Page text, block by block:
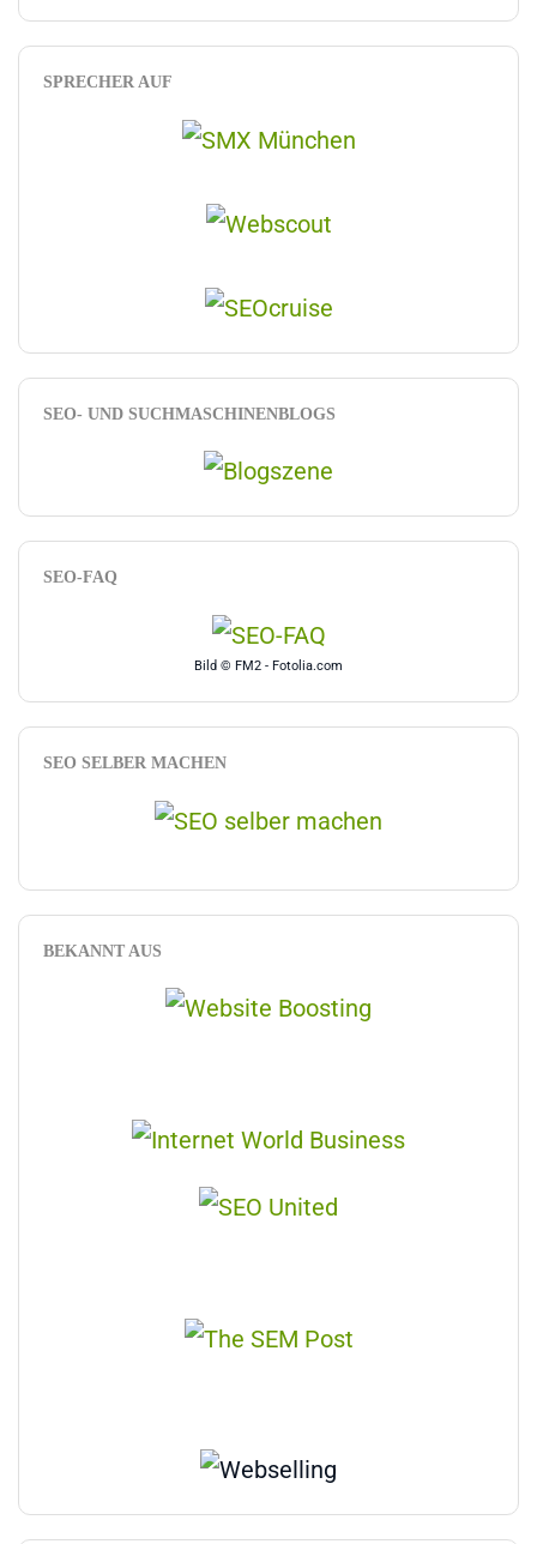
SPRECHER AUF
SEO- UND SUCHMASCHINENBLOGS
SEO-FAQ
Bild © FM2 - Fotolia.com
SEO SELBER MACHEN
BEKANNT AUS